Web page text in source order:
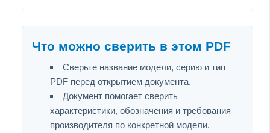
Что можно сверить в этом PDF
Сверьте название модели, серию и тип
PDF перед открытием документа.
Документ помогает сверить
характеристики, обозначения и требования
производителя по конкретной модели.